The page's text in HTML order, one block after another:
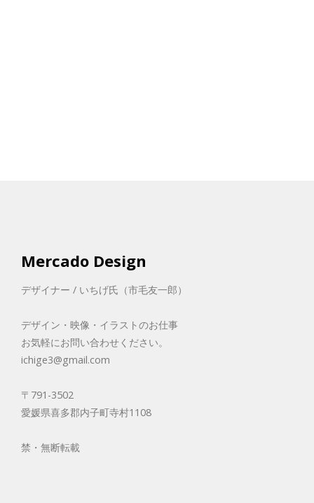
Mercado Design
デザイナー / いちげ氏（市毛友一郎）
デザイン・映像・イラストのお仕事
お気軽にお問い合わせください。
ichige3@gmail.com
〒791-3502
愛媛県喜多郡内子町寺村1108
禁・無断転載